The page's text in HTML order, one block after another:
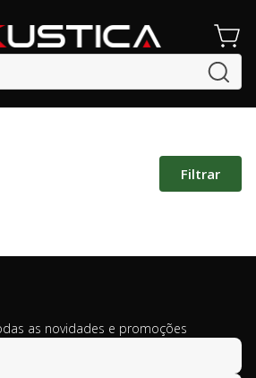
buscar
Filtrar
as novidades e promoções